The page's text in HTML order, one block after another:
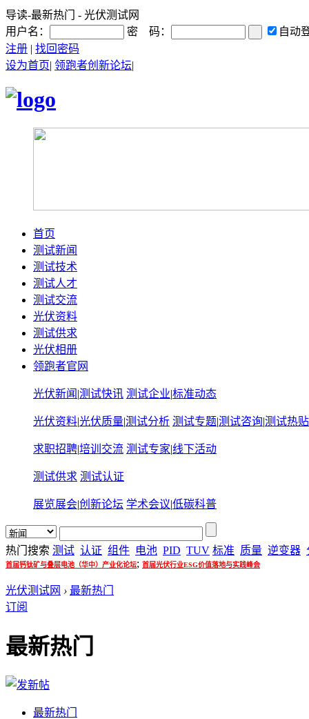
导读-最新热门 - 光伏测试网
用户名：
密 码：
自动
注册 | 找回密码
设为首页| 领跑者创新论坛|
首页
测试新闻
测试技术
测试人才
测试交流
光伏资料
测试供求
光伏相册
领跑者官网
光伏新闻 |测试快讯 测试企业|标准动态
光伏资料|光伏质量|测试分析 测试专题|测试咨询|测试热贴
求职招聘|培训交流 测试专家|线下活动
测试供求 测试认证
展览展会|创新论坛 学术会议|低碳科普
热门搜索 测试 认证 组件 电池 PID TUV 标准 质量 逆变器
首届钙钛矿与叠层电池（华中）产业化论坛; 首届光伏行业ESG价值落地与实践峰会
光伏测试网 › 最新热门
订阅
最新热门
最新热门